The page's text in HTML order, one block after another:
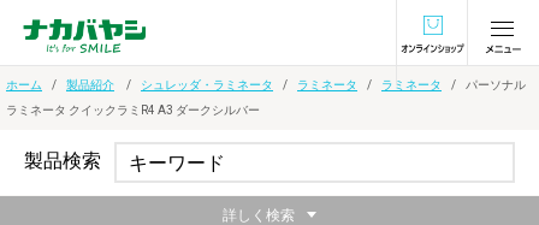
オンラインショ
ホーム 製品紹介 シュレッダ・ラミネータ ラミネータ ラミネータ
パーソナル
ラミネータ クイックラミR4 A3 ダークシルバー
製品検索
詳しく検索